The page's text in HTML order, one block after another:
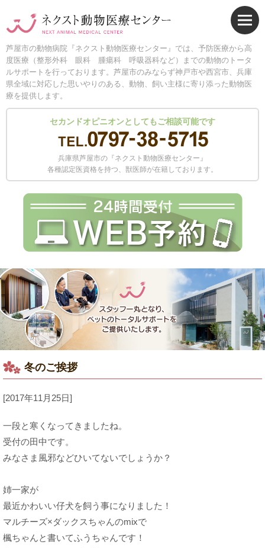
芦屋市の動物病院『ネクスト動物医療センター』では、予防医療から高
度医療（整形外科 眼科 腫瘍科 呼吸器科など）までの動物のトータ
ルサポートを行っております。芦屋市のみならず神戸市や西宮市、兵庫
県全域に対応した思いやりのある、動物、飼い主様に寄り添った動物医
療を提供します。
セカンドオピニオンとしてもご相談可能です
兵庫県芦屋市の『ネクスト動物医療センター』
各種認定医資格を持つ、獣医師が在籍しております。
冬のご挨拶
[2017年11月25日]
一段と寒くなってきましたね。
受付の田中です。
みなさま風邪などひいてないでしょうか？
姉一家が
最近かわいい仔犬を飼う事になりました！
マルチーズ×ダックスちゃんのmixで
楓ちゃんと書いてふうちゃんです！